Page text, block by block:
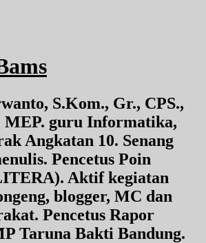
S.Kom., Gr., CPS.,
MEP. guru Informatika,
Angkatan 10. Senang
Pencetus Poin
Aktif kegiatan
blogger, MC dan
Pencetus Rapor
Taruna Bakti Bandung.